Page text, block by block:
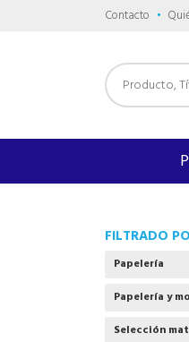
Contacto
FILTRADO
Papelería
Papelería y
Selección